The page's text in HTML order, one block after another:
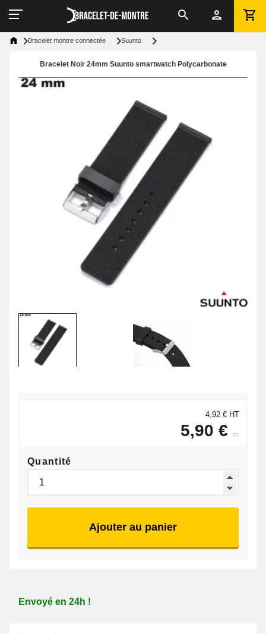
Bracelet montre connectée Suunto
Bracelet Noir 24mm Suunto smartwatch Polycarbonate
4,92 € HT
5,90 € ttc
Quantité
Ajouter au panier
Envoyé en 24h !